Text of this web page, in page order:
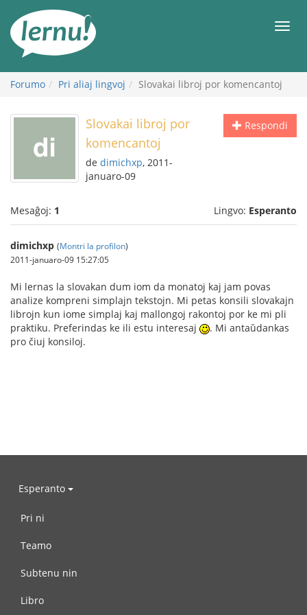
enhavo
Forumo Pri aliaj lingvoj Slovakai libroj por komencantoj
Respondi
Slovakai libroj por
komencantoj
de dimichxp, 2011-
januaro-09
Mesaĝoj: 1 Lingvo: Esperanto
dimichxp (Montri la profilon)
2011-januaro-09 15:27:05
Mi lernas la slovakan dum iom da monatoj kaj jam povas
analize kompreni simplajn tekstojn. Mi petas konsili slovakajn
librojn kun iome simplaj kaj mallongoj rakontoj por ke mi pli
praktiku. Preferindas ke ili estu interesaj
. Mi antaŭdankas
pro čiuj konsiloj.
Esperanto
Pri ni
Teamo
Subtenu nin
Libro